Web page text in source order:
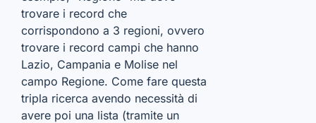
trovare i record che
corrispondono a 3 regioni, ovvero
trovare i record campi che hanno
Lazio, Campania e Molise nel
campo Regione. Come fare questa
tripla ricerca avendo necessità di
avere poi una lista (tramite un